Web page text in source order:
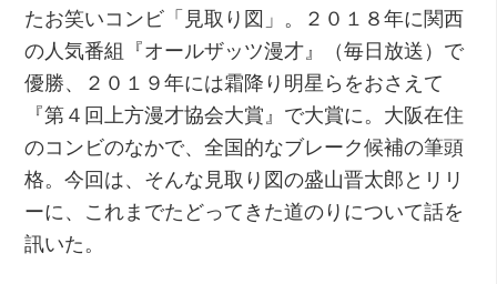
たお笑いコンビ「見取り図」。２０１８年に関西
の人気番組『オールザッツ漫才』（毎日放送）で
優勝、２０１９年には霜降り明星らをおさえて
『第４回上方漫才協会大賞』で大賞に。大阪在住
のコンビのなかで、全国的なブレーク候補の筆頭
格。今回は、そんな見取り図の盛山晋太郎とリリ
ーに、これまでたどってきた道のりについて話を
訊いた。